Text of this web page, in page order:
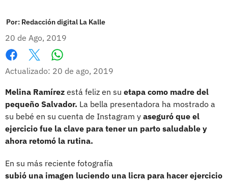
Por: Redacción digital La Kalle
20 de Ago, 2019
Facebook
X
Actualizado: 20 de ago, 2019
Melina Ramírez está feliz en su etapa como madre del
pequeño Salvador. La bella presentadora ha mostrado a
su bebé en su cuenta de Instagram y aseguró que el
ejercicio fue la clave para tener un parto saludable y
ahora retomó la rutina.
En su más reciente fotografía
subió una imagen luciendo una licra para hacer ejercicio